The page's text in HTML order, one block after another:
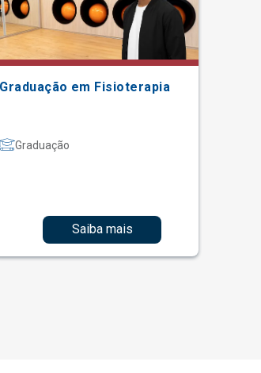
Graduação em Fisioterapia
Graduação
Saiba mais